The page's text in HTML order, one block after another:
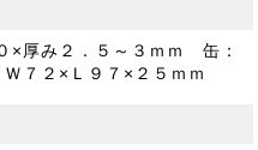
×厚み２．５～３ｍｍ 缶：
７２×Ｌ９７×２５ｍｍ